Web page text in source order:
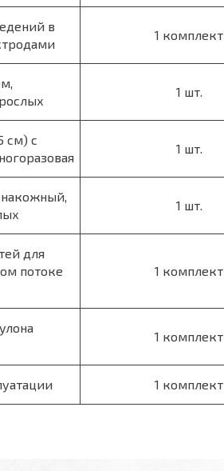
в
1 комплект
1 шт.
см) с
1 шт.
1 шт.
для
потоке
1 комплект
1 комплект
1 комплект